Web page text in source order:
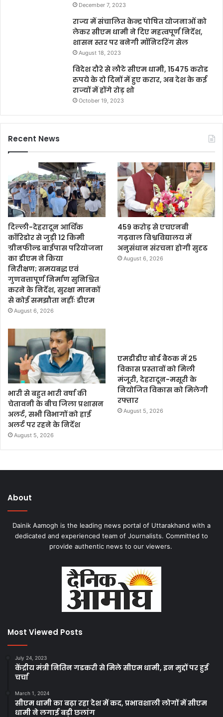
December 7, 2023
राज्य में संचालित केन्द्र पोषित योजनाओं को
लेकर सीएम धामी ने दिए महत्वपूर्ण निर्देश,
शासन स्तर पर बनेगी मॉनिटरिंग सेल
August 18, 2023
विदेश दौरे से लौटे सीएम धामी, 15475 करोड
रुपये के दो दिनों में हुए करार, अब देश के कई
राज्यों में होंगे रोड़ शो
October 19, 2023
Recent News
दिल्ली-देहरादून आर्थिक
कॉरिडोर से जुड़ी 12 किमी
ग्रीनफील्ड बाईपास परियोजना
का डीएम ने किया
निरीक्षण; समयबद्ध एवं
गुणवत्तापूर्ण निर्माण सुनिश्चित
करने के निर्देश, सुरक्षा मानकों
से कोई समझौता नहींः डीएम
August 6, 2026
459 करोड़ से एचएनबी
गढ़वाल विश्वविद्यालय में
अनुसंधान संरचना होगी सुदृढ
August 6, 2026
भारी से बहुत भारी वर्षा की
चेतावनी के बीच जिला प्रशासन
अलर्ट, सभी विभागों को हाई
अलर्ट पर रहने के निर्देश
August 5, 2026
एमडीडीए बोर्ड बैठक में 25
विकास प्रस्तावों को मिली
मंजूरी, देहरादून-मसूरी के
नियोजित विकास को मिलेगी
रफ्तार
August 5, 2026
About
Dainik Aamogh is the leading news portal of Uttarakhand with a
dedicated and experienced team of Journalists. Committed to
provide authentic news to our viewers.
Most Viewed Posts
July 24, 2023
केंद्रीय मंत्री नितिन गडकरी से मिले सीएम धामी, इन मुद्दों पर हुई
चर्चा
March 1, 2024
सीएम धामी का बढ़ा रहा देश में कद, प्रभावशाली लोगों में सीएम
धामी ने लगाई बड़ी छलांग